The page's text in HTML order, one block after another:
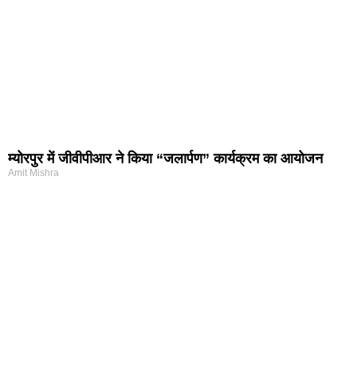
म्योरपुर में जीवीपीआर ने किया “जलार्पण” कार्यक्रम का आयोजन
Amit Mishra